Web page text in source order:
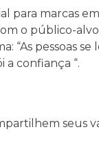
para marcas
o público-
“As pessoas se
a confiança “.
seus